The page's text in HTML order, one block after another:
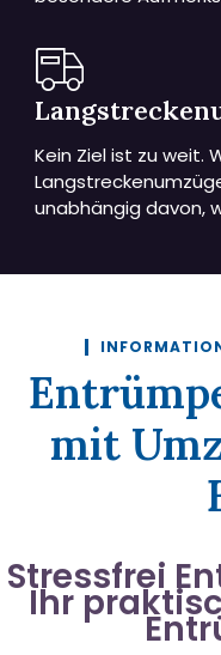
Kein Ziel ist zu weit.
unabhängig davon,
mit
Stressfrei
Ihr